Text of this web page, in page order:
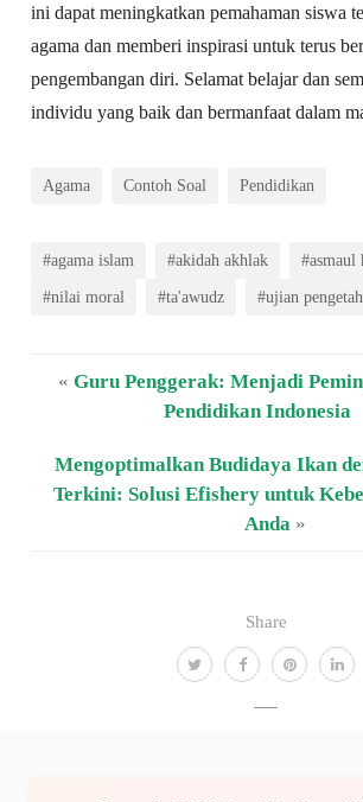
Share
ini dapat meningkatkan pemahaman siswa
agama dan memberi inspirasi untuk terus
pengembangan diri. Selamat belajar dan
individu yang baik dan bermanfaat dalam
Agama Contoh Soal Pendidikan
#agama islam #akidah akhlak
#asmaul
#nilai moral
#ta'awudz #ujian
« Guru Penggerak: Menjadi
Pendidikan Indonesia
Mengoptimalkan Budidaya Ikan
Terkini: Solusi Efishery untuk
Anda »